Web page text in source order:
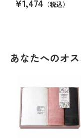
¥1,474 （税込）
あなたへのオ